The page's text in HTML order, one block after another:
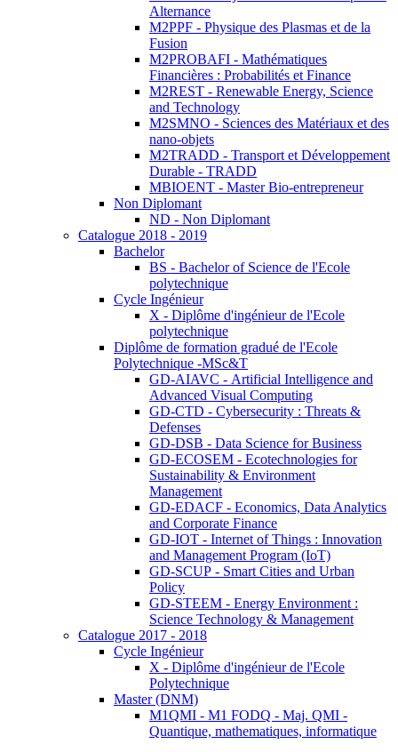
Alternance
M2PPF - Physique des Plasmas et de la
Fusion
M2PROBAFI - Mathématiques
Financières : Probabilités et Finance
M2REST - Renewable Energy, Science
and Technology
M2SMNO - Sciences des Matériaux et des
nano-objets
M2TRADD - Transport et Développement
Durable - TRADD
MBIOENT - Master Bio-entrepreneur
Non Diplomant
ND - Non Diplomant
Catalogue 2018 - 2019
Bachelor
BS - Bachelor of Science de l'Ecole
polytechnique
Cycle Ingénieur
X - Diplôme d'ingénieur de l'Ecole
polytechnique
Diplôme de formation gradué de l'Ecole
Polytechnique -MSc&T
GD-AIAVC - Artificial Intelligence and
Advanced Visual Computing
GD-CTD - Cybersecurity : Threats &
Defenses
GD-DSB - Data Science for Business
GD-ECOSEM - Ecotechnologies for
Sustainability & Environment
Management
GD-EDACF - Economics, Data Analytics
and Corporate Finance
GD-IOT - Internet of Things : Innovation
and Management Program (IoT)
GD-SCUP - Smart Cities and Urban
Policy
GD-STEEM - Energy Environment :
Science Technology & Management
Catalogue 2017 - 2018
Cycle Ingénieur
X - Diplôme d'ingénieur de l'Ecole
Polytechnique
Master (DNM)
M1QMI - M1 FODQ - Maj. QMI -
Quantique, mathematiques, informatique